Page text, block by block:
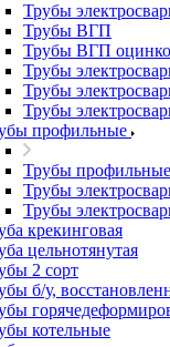
Трубы
Трубы ВГП
Трубы ВГП
Трубы
Трубы
Трубы
профильные
Трубы профильные
Трубы
Трубы
крекинговая
цельнотянутая
2 сорт
б/у,
котельные